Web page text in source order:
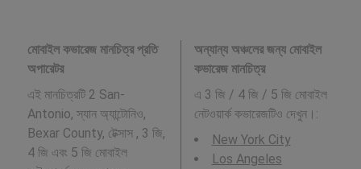
মোবাইল কভারেজ মানচিত্র প্রতি
অপারেটর
এই মানচিত্রটি 2 San-
Antonio, স্যান অ্যান্টোনিও,
Bexar County, টেক্সাস , 3 জি,
4 জি এবং 5 জি মোবাইল
অন্যান্য অঞ্চলের জন্য মোবাইল
কভারেজ মানচিত্র
এ 3 জি / 4 জি / 5 জি মোবাইল
নেটওয়ার্ক কভারেজটিও দেখুন।:
New York City
Los Angeles